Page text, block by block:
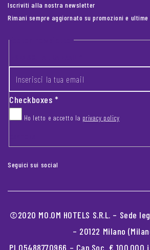
Iscriviti alla nostra newsletter
Rimani sempre aggiornato su promozioni e
Footer newsletter
Checkboxes*
Ho letto e accetto la privacy policy
Seguici sui social
©2020 MO.OM HOTELS S.R.L. – Sede
– 20122 Milano
PI 05488770966 – Cap.Soc. € 100.000